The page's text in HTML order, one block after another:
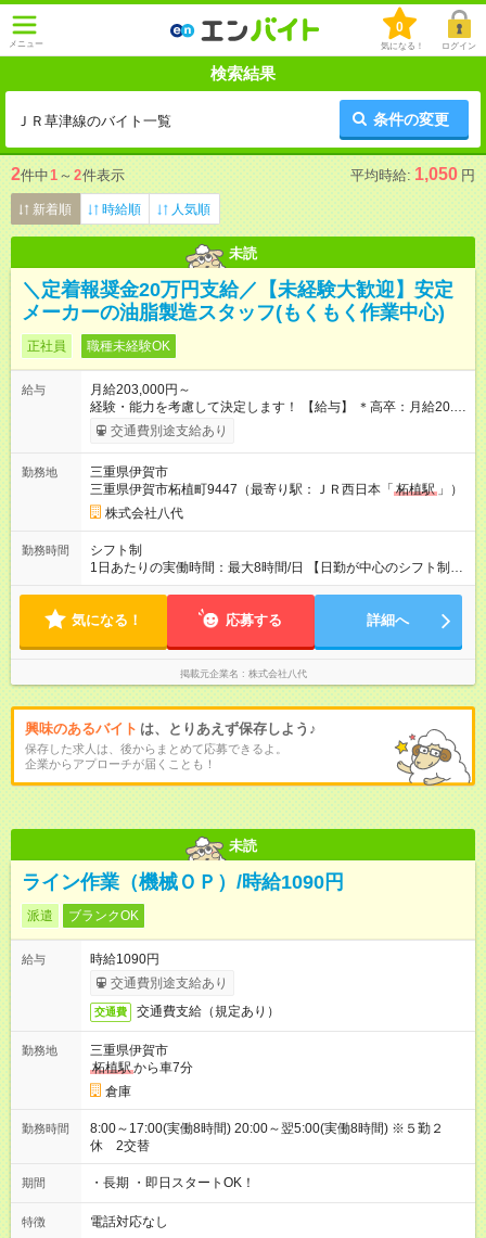
メニュー
0
気になる！ ログイン
検索結果
ＪＲ草津線のバイト一覧 条件の変更
2件中1 ～ 2件表示 平均時給: 1,050 円
新着順 時給順 人気順
未読
＼定着報奨金20万円支給／【未経験大歓迎】安定
メーカーの油脂製造スタッフ(もくもく作業中心)
正社員 職種未経験OK
給与
月給203,000円～
経験・能力を考慮して決定します！ 【給与】 ＊高卒：月給20.3
万円～ ＊短大・専門卒：月給21.5万円～ ＊大卒以上：月給22.7
万円～ 【手当】 ＊伊賀工場手当(15,000円) ＊通勤手当/皆勤・精
など ＊賞与 年2回(6月・12月)前年実績4.5カ月分 ＊昇給 年1
回(6月) 【試用期間】試用期間あり 試用期間の長さ：3ヶ月 雇用
形態、給与は本採用時と同じです。
交通費別途支給あり
勤務地
三重県伊賀市
三重県伊賀市柘植町9447（最寄り駅：ＪＲ西日本「 柘植駅 」）
株式会社八代
勤務時間
シフト制
1日あたりの実働時間：最大8時間/日 【日勤が中心のシフト制】
・日勤/8時00分～17時00分 ・夜勤/20時00分～翌5時00分 ＊
全額支給！ ＊夜勤シフトは月1週間程度/慣れるまでは日勤の
気になる！ 応募する 詳細へ
掲載元企業名 株式会社八代
興味のあるバイト は、とりあえず保存しよう♪
保存した求人は、後からまとめて応募できるよ。
企業からアプローチが届くことも！
未読
ライン作業（機械ＯＰ）/時給1090円
派遣 ブランクOK
給与
時給1090円
交通費別途支給あり
交通費 交通費支給（規定あり）
勤務地
三重県伊賀市
柘植駅から車7分
倉庫
勤務時間
8:00～17:00(実働8時間) 20:00～翌5:00(実働8時間) ※５勤２
休 2交替
期間 ・長期 ・即日スタートOK！
特徴 電話対応なし